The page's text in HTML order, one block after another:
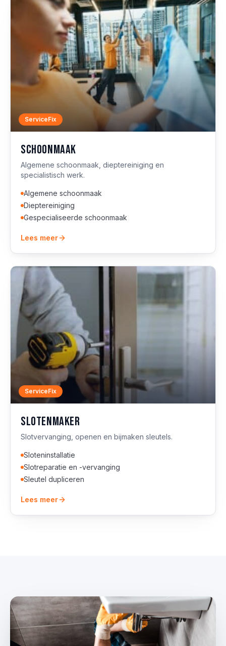
ServiceFix
Schoonmaak
Algemene schoonmaak, dieptereiniging en
specialistisch werk.
Algemene schoonmaak
Dieptereiniging
Gespecialiseerde schoonmaak
Lees meer
ServiceFix
Slotenmaker
Slotvervanging, openen en bijmaken sleutels.
Sloteninstallatie
Slotreparatie en -vervanging
Sleutel dupliceren
Lees meer